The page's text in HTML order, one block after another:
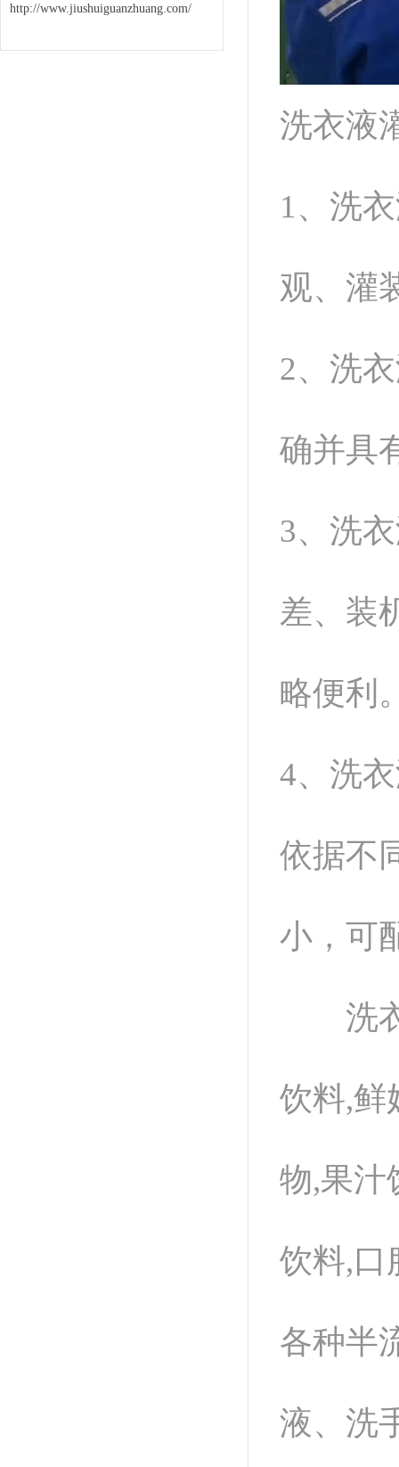
http://www.jiushuiguanzhuang.com/
洗衣液
1、洗
观、灌
2、洗
确并具
3、洗
差、装
略便利
4、洗
依据不
小，可
洗
饮料,鲜
物,果汁
饮料,口
各种半
液、洗